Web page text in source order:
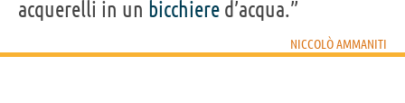
acquerelli in un bicchiere d’acqua.”
NICCOLÒ AMMANITI